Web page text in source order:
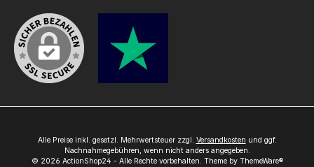
Alle Preise inkl. gesetzl. Mehrwertsteuer zzgl. Versandkosten und ggf.
Nachnahmegebühren, wenn nicht anders angegeben.
© 2026 ActionShop24 - Alle Rechte vorbehalten. Theme by ThemeWare®